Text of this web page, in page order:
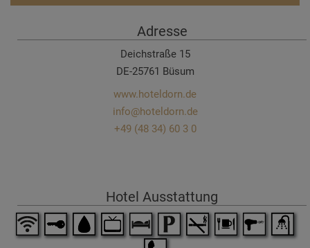
Adresse
Deichstraße 15
DE-25761 Büsum
www.hoteldorn.de
info@hoteldorn.de
+49 (48 34) 60 3 0
Hotel Ausstattung